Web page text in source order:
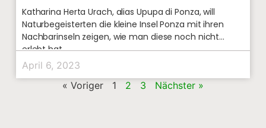
Katharina Herta Urach, alias Upupa di Ponza, will
Naturbegeisterten die kleine Insel Ponza mit ihren
Nachbarinseln zeigen, wie man diese noch nicht
erlebt hat.
April 6, 2023
« Voriger
1 2 3 Nächster »